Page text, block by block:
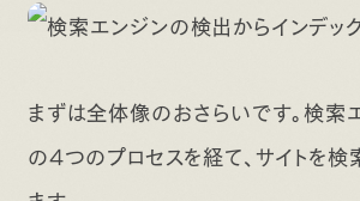
まずは全体像のおさらいです。検索
の4つのプロセスを経て、サイトを